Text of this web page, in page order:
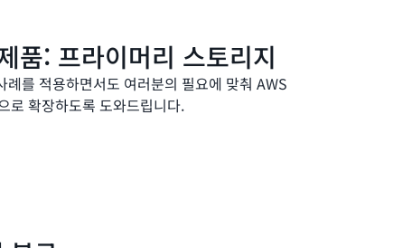
품: 프라이머리 스토리지
례를 적용하면서도 여러분의 필요에 맞춰 AWS
로 확장하도록 도와드립니다.